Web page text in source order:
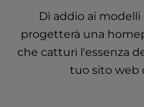
Dì addio ai
progetterà una
che catturi l'essenza
tuo sito web